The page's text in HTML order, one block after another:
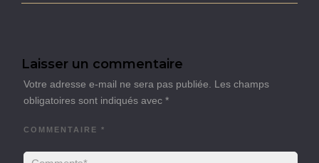
Laisser un commentaire
Votre adresse e-mail ne sera pas publiée.
Les champs
obligatoires sont indiqués avec *
COMMENTAIRE *